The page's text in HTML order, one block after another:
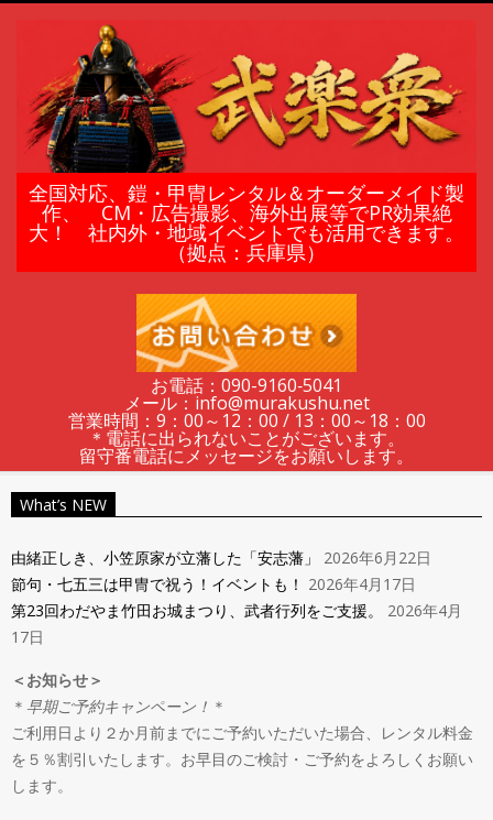
鎧
甲
レ
ン
タ
ル
＆
オ
全国対応、鎧・甲冑レンタル＆オーダーメイド製
作、 CM・広告撮影、海外出展等でPR効果絶
大！ 社内外・地域イベントでも活用できます。
（拠点：兵庫県）
お電話：090-9160‐5041
メール：info@murakushu.net
営業時間：9：00～12：00 / 13：00～18：00
＊電話に出られないことがございます。
留守番電話にメッセージをお願いします。
Navigation
What’s NEW
由緒正しき、小笠原家が立藩した「安志藩」
2026年6月22日
節句・七五三は甲冑で祝う！イベントも！ 2026年4月17日
第23回わだやま竹田お城まつり、武者行列をご支援。
2026年4月
17日
＜お知らせ＞
＊ 早期ご予約キャンペーン！ ＊
ご利用日より２か月前までにご予約いただいた場合、レンタル料金
を５％割引いたします。お早目のご検討・ご予約をよろしくお願い
します。